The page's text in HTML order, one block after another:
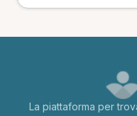
La piattaforma per